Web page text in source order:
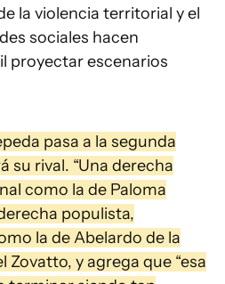
la violencia territorial y el
sociales hacen
proyectar escenarios
pasa a la segunda
su rival. “Una derecha
como la de Paloma
populista,
la de Abelardo de la
Zovatto, y agrega que “esa